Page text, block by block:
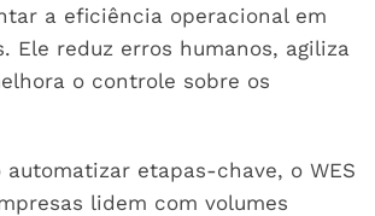
a eficiência operacional em
Ele reduz erros humanos, agiliza
o controle sobre os
automatizar etapas-chave, o WES
lidem com volumes